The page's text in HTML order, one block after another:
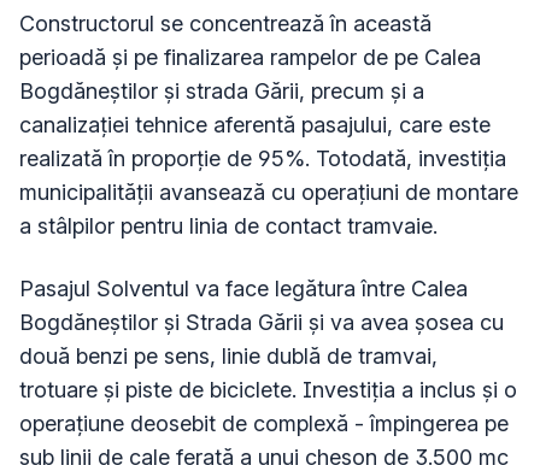
Constructorul se concentrează în această
perioadă și pe finalizarea rampelor de pe Calea
Bogdăneștilor și strada Gării, precum și a
canalizației tehnice aferentă pasajului, care este
realizată în proporție de 95%. Totodată, investiția
municipalității avansează cu operațiuni de montare
a stâlpilor pentru linia de contact tramvaie.
Pasajul Solventul va face legătura între Calea
Bogdăneștilor și Strada Gării și va avea șosea cu
două benzi pe sens, linie dublă de tramvai,
trotuare și piste de biciclete. Investiția a inclus și o
operațiune deosebit de complexă - împingerea pe
sub linii de cale ferată a unui cheson de 3.500 mc